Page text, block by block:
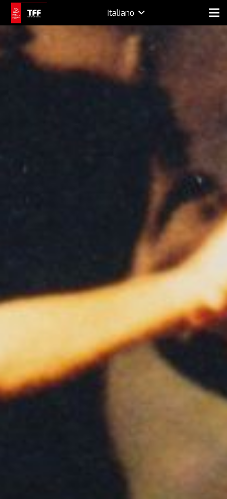
Italiano